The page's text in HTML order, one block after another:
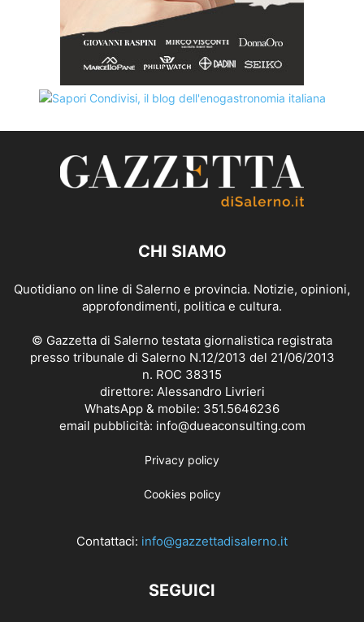
CHI SIAMO
Quotidiano on line di Salerno e provincia. Notizie, opinioni,
approfondimenti, politica e cultura.
© Gazzetta di Salerno testata giornalistica registrata
presso tribunale di Salerno N.12/2013 del 21/06/2013
n. ROC 38315
direttore: Alessandro Livrieri
WhatsApp & mobile: 351.5646236
email pubblicità: info@dueaconsulting.com
Privacy policy
Cookies policy
Contattaci: info@gazzettadisalerno.it
SEGUICI